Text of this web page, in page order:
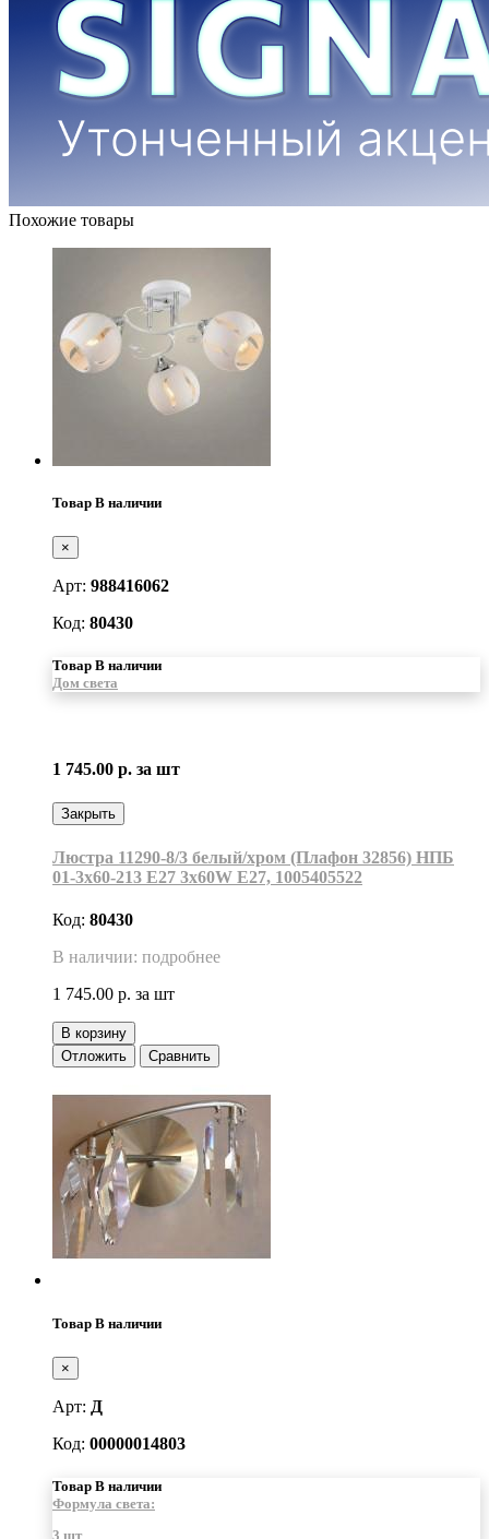
Похожие товары
Товар В наличии
×
Арт: 988416062
Код: 80430
Товар В наличии
Дом света
1 745.00 р. за шт
Закрыть
Люстра 11290-8/3 белый/хром (Плафон 32856) НПБ
01-3х60-213 Е27 3x60W Е27, 1005405522
Код: 80430
В наличии: подробнее
1 745.00 р. за шт
В корзину
Отложить
Сравнить
Товар В наличии
×
Арт: Д
Код: 00000014803
Товар В наличии
Формула света:
3 шт